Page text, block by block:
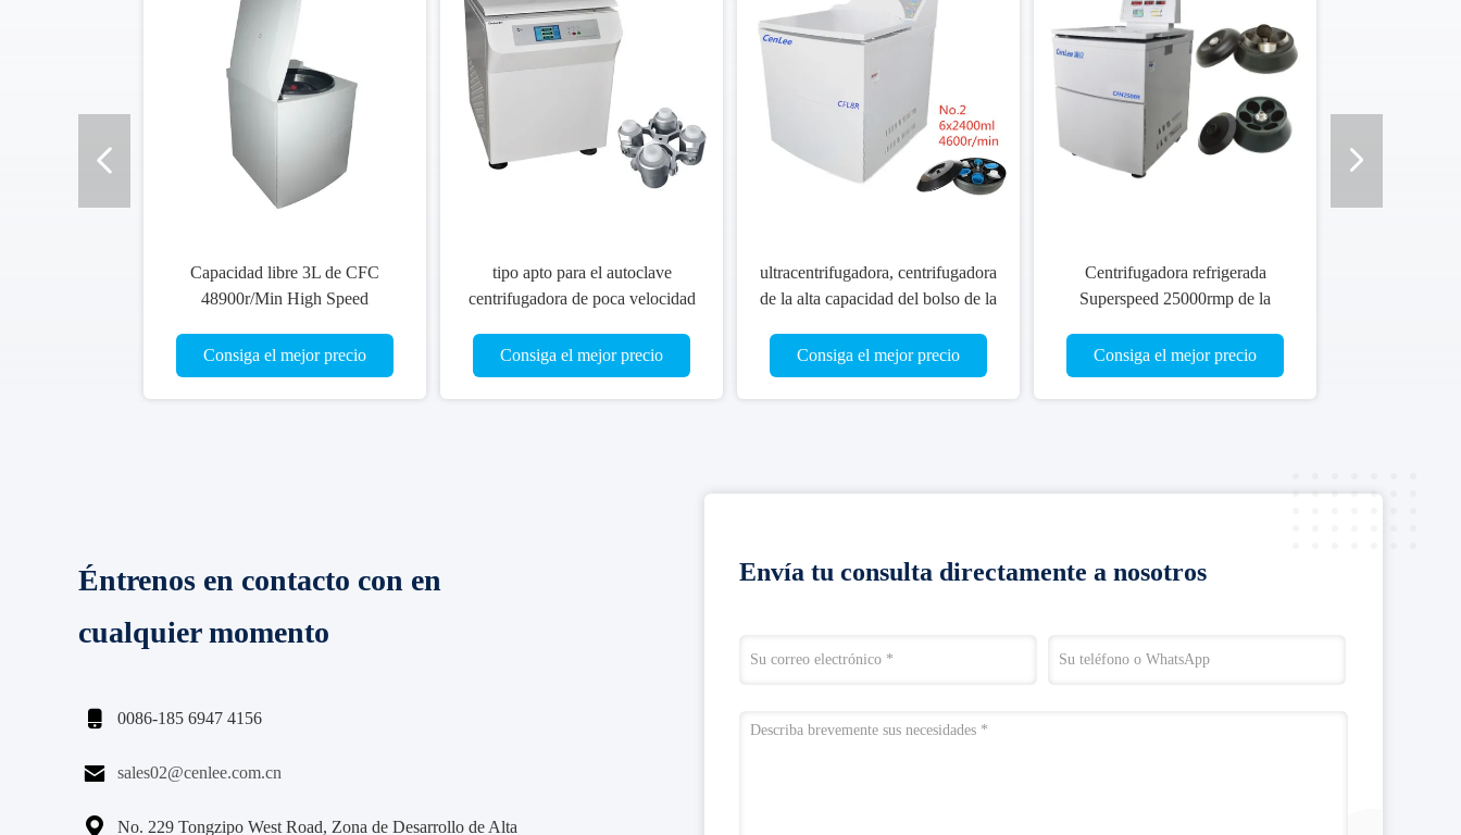
Capacidad libre 3L de CFC
48900r/Min High Speed
Consiga el mejor precio
tipo apto para el autoclave
centrifugadora de poca velocidad
volumn de la centrifugadora
4000ml
Consiga el mejor precio
ultracentrifugadora, centrifugadora
de la alta capacidad del bolso de la
9600ml del piso, centrifugadora
ultra de alta velocidad 8000r/min
Consiga el mejor precio
Centrifugadora refrigerada
Superspeed 25000rmp de la
centrifugadora
Consiga el mejor precio
Éntrenos en contacto con en
cualquier momento
 0086-185 6947 4156
 sales02@cenlee.com.cn
 No. 229 Tongzipo West Road, Zona de Desarrollo de Alta
Envía tu consulta directamente a nosotros